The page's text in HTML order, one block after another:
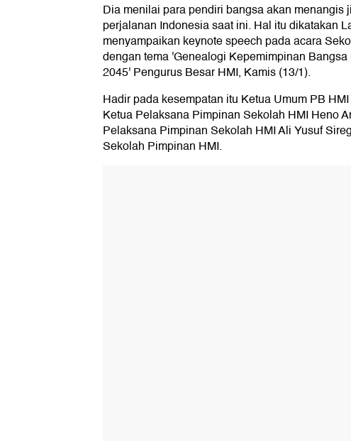
Dia menilai para pendiri bangsa akan menangis
perjalanan Indonesia saat ini. Hal itu dikatakan
menyampaikan keynote speech pada acara
dengan tema 'Genealogi Kepemimpinan
2045' Pengurus Besar HMI, Kamis (13/1).
Hadir pada kesempatan itu Ketua Umum PB
Ketua Pelaksana Pimpinan Sekolah HMI Heno
Pelaksana Pimpinan Sekolah HMI Ali Yusuf
Sekolah Pimpinan HMI.